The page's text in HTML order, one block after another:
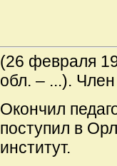
(26 февраля
обл. – ...).
Окончил
поступил в
институт.